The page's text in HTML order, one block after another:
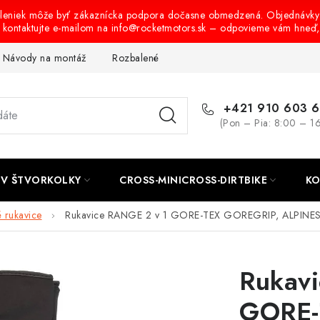
môže byť zákaznícka podpora dočasne obmedzená.
e-mailom na info@rocketmotors.sk – odpovieme vám
Návody na montáž Rozbalené, zánovné a použité produkty
+421 910 603
(Pon – Pia: 8:00 –
ŠTVORKOLKY CROSS-MINICROSS-DIRTBIKE
rukavice Rukavice RANGE 2 v 1 GORE-TEX GOREGRIP,